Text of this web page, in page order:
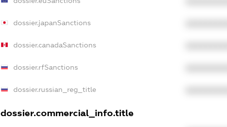
dossier.japanSanctions
dossier.canadaSanctions
dossier.rfSanctions
dossier.russian_reg_title
dossier.commercial_info.title